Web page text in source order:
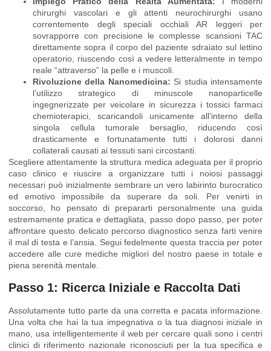
chirurghi vascolari e gli attenti neurochirurghi usano
correntemente degli speciali occhiali AR leggeri per
sovrapporre con precisione le complesse scansioni TAC
direttamente sopra il corpo del paziente sdraiato sul lettino
operatorio, riuscendo così a vedere letteralmente in tempo
reale “attraverso” la pelle e i muscoli.
Rivoluzione della Nanomedicina: Si studia intensamente
l’utilizzo strategico di minuscole nanoparticelle
ingegnerizzate per veicolare in sicurezza i tossici farmaci
chemioterapici, scaricandoli unicamente all’interno della
singola cellula tumorale bersaglio, riducendo così
drasticamente e fortunatamente tutti i dolorosi danni
collaterali causati ai tessuti sani circostanti.
Scegliere attentamente la struttura medica adeguata per il proprio
caso clinico e riuscire a organizzare tutti i noiosi passaggi
necessari può inizialmente sembrare un vero labirinto burocratico
ed emotivo impossibile da superare da soli. Per venirti in
soccorso, ho pensato di prepararti personalmente una guida
estremamente pratica e dettagliata, passo dopo passo, per poter
affrontare questo delicato percorso diagnostico senza farti venire
il mal di testa e l’ansia. Segui fedelmente questa traccia per poter
accedere alle cure mediche migliori del nostro paese in totale e
piena serenità mentale.
Passo 1: Ricerca Iniziale e Raccolta Dati
Assolutamente tutto parte da una corretta e pacata informazione.
Una volta che hai la tua impegnativa o la tua diagnosi iniziale in
mano, usa intelligentemente il web per cercare quali sono i centri
clinici di riferimento nazionale riconosciuti per la tua specifica e